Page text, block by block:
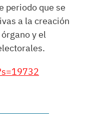
periodo que se
a la creación
y el